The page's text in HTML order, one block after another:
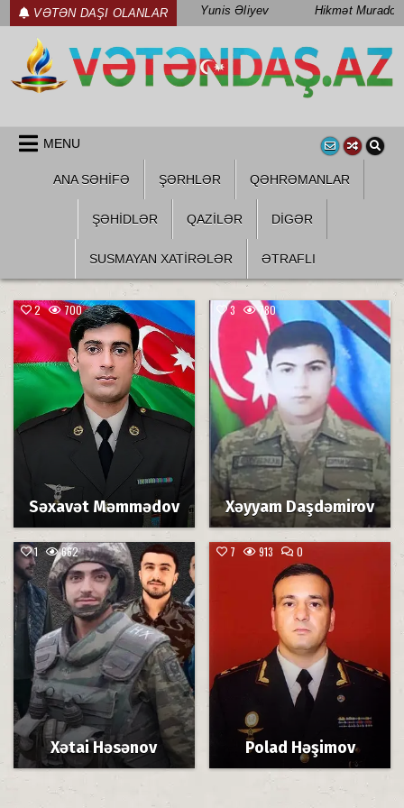
Skip
to
content
VƏTƏN DAŞI OLANLAR Yunis Əliyev Hikmət Muradov
MENU
ANA SƏHİFƏ ŞƏRHLƏR QƏHRƏMANLAR
ŞƏHIDLƏR QAZILƏR DIGƏR
SUSMAYAN XATİRƏLƏR ƏTRAFLI
2 700
Posted
in
Səxavət Məmmədov
3 780
Posted
in
Xəyyam Daşdəmirov
1 662
Posted
in
Xətai Həsənov
7 913 0
ON
POLAD
HƏŞIMOV
Posted
Polad Həşimov